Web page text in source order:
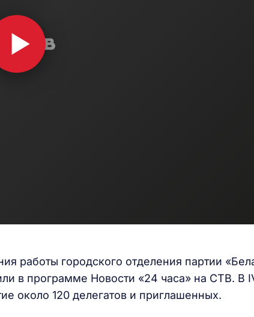
работы городского отделения партии
в программе Новости «24 часа» на СТВ. В
около 120 делегатов и приглашенных.